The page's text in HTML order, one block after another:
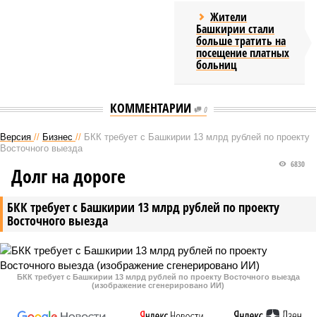
Жители
Башкирии стали
больше тратить на
посещение платных
больниц
КОММЕНТАРИИ 0
Версия // Бизнес // БКК требует с Башкирии 13 млрд рублей по проекту
Восточного выезда
БКК требует с Башкирии 13 млрд рублей по проекту
Восточного выезда
6830
Долг на дороге
БКК требует с Башкирии 13 млрд рублей по проекту Восточного выезда
(изображение сгенерировано ИИ)